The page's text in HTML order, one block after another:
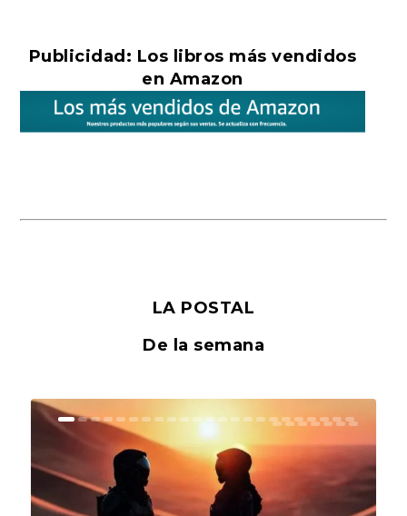
Publicidad: Los libros más vendidos
en Amazon
LA POSTAL
De la semana